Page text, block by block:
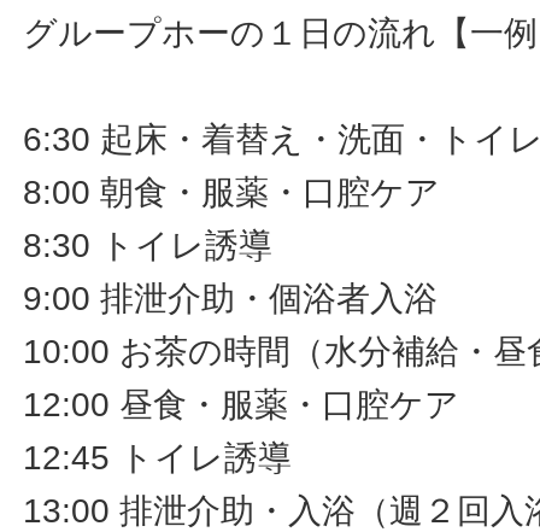
グループホーの１日の流れ【一
6:30 起床・着替え・洗面・トイ
8:00 朝食・服薬・口腔ケア
8:30 トイレ誘導
9:00 排泄介助・個浴者入浴
10:00 お茶の時間（水分補給・昼
12:00 昼食・服薬・口腔ケア
12:45 トイレ誘導
13:00 排泄介助・入浴（週２回入